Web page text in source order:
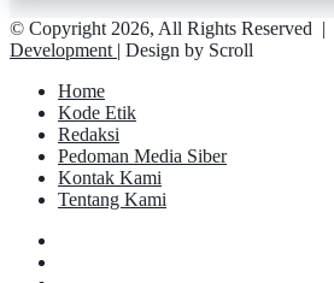
© Copyright 2026, All Rights Reserved |
Development | Design by Scroll
Home
Kode Etik
Redaksi
Pedoman Media Siber
Kontak Kami
Tentang Kami